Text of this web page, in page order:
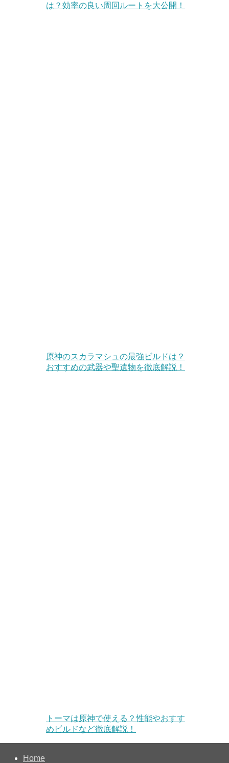
は？効率の良い周回ルートを大公開！
原神のスカラマシュの最強ビルドは？
おすすめの武器や聖遺物を徹底解説！
トーマは原神で使える？性能やおすす
めビルドなど徹底解説！
Home